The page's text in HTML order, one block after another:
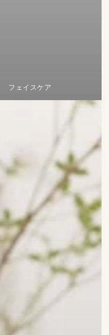
フェイスケア